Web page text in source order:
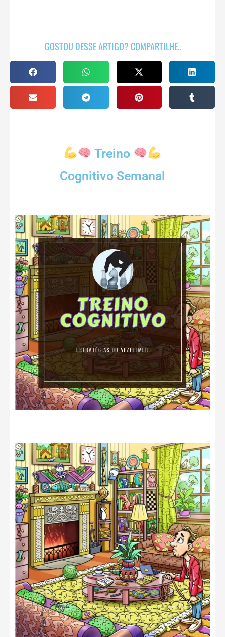
GOSTOU DESSE ARTIGO? COMPARTILHE..
Treino
Cognitivo Semanal